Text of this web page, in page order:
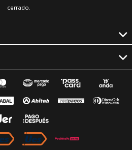
cerrado.